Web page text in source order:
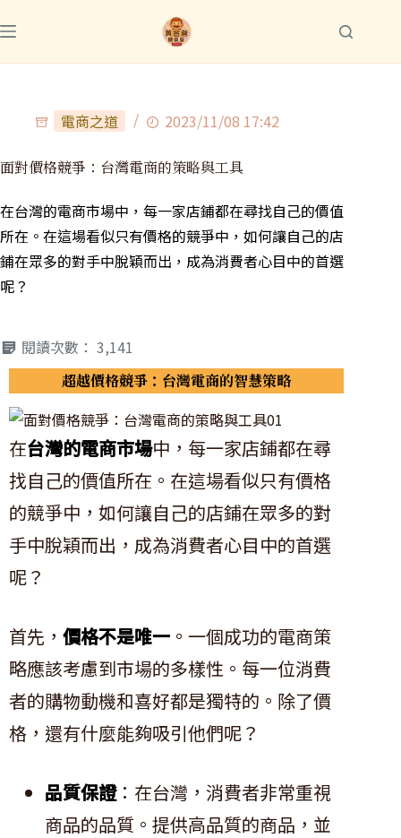
電商之道 2023/11/08 17:42
面對價格競爭：台灣電商的策略與工具
在台灣的電商市場中，每一家店鋪都在尋找自己的價值
所在。在這場看似只有價格的競爭中，如何讓自己的店
鋪在眾多的對手中脫穎而出，成為消費者心目中的首選
呢？
閱讀次數： 3,141
超越價格競爭：台灣電商的智慧策略
在台灣的電商市場中，每一家店鋪都在尋
找自己的價值所在。在這場看似只有價格
的競爭中，如何讓自己的店鋪在眾多的對
手中脫穎而出，成為消費者心目中的首選
呢？
首先， 價格不是唯一 。一個成功的電商策
略應該考慮到市場的多樣性。每一位消費
者的購物動機和喜好都是獨特的。除了價
格，還有什麼能夠吸引他們呢？
品質保證：在台灣，消費者非常重視
商品的品質。提供高品質的商品，並